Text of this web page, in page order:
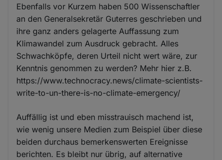
Ebenfalls vor Kurzem haben 500 Wissenschaftler
an den Generalsekretär Guterres geschrieben und
ihre ganz anders gelagerte Auffassung zum
Klimawandel zum Ausdruck gebracht. Alles
Schwachköpfe, deren Urteil nicht wert wäre, zur
Kenntnis genommen zu werden? Mehr hier z.B.
https://www.technocracy.news/climate-scientists-
write-to-un-there-is-no-climate-emergency/
Auffällig ist und eben misstrauisch machend ist,
wie wenig unsere Medien zum Beispiel über diese
beiden durchaus bemerkenswerten Ereignisse
berichten. Es bleibt nur übrig, auf alternative